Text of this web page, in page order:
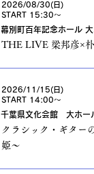
2026/08/30(日)
START 15:30〜
幕別町百年記念ホール
THE LIVE 梁邦彦×
2026/11/15(日)
START 14:00〜
千葉県文化会館 大ホー
クラシック・ギター
姫～